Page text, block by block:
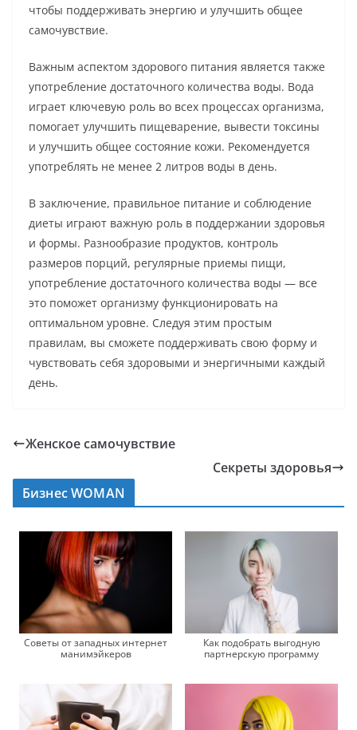
чтобы поддерживать энергию и улучшить общее
самочувствие.
Важным аспектом здорового питания является также
употребление достаточного количества воды. Вода
играет ключевую роль во всех процессах организма,
помогает улучшить пищеварение, вывести токсины
и улучшить общее состояние кожи. Рекомендуется
употреблять не менее 2 литров воды в день.
В заключение, правильное питание и соблюдение
диеты играют важную роль в поддержании здоровья
и формы. Разнообразие продуктов, контроль
размеров порций, регулярные приемы пищи,
употребление достаточного количества воды — все
это поможет организму функционировать на
оптимальном уровне. Следуя этим простым
правилам, вы сможете поддерживать свою форму и
чувствовать себя здоровыми и энергичными каждый
день.
Женское самочувствие
Секреты здоровья
Бизнес WOMAN
Советы от западных интернет
манимэйкеров
Как подобрать выгодную
партнерскую программу